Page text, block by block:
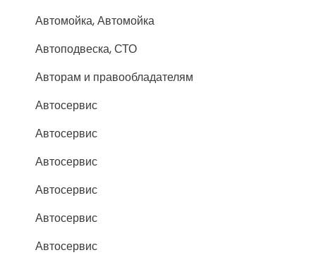
Автомойка, Автомойка
Автоподвеска, СТО
Авторам и правообладателям
Автосервис
Автосервис
Автосервис
Автосервис
Автосервис
Автосервис